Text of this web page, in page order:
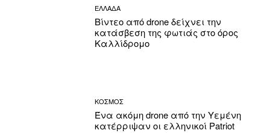
ΕΛΛΑΔΑ
Βίντεο από drone δείχνει την
κατάσβεση της φωτιάς στο όρος
Καλλίδρομο
ΚΟΣΜΟΣ
Ένα ακόμη drone από την Υεμένη
κατέρριψαν οι ελληνικοί Patriot